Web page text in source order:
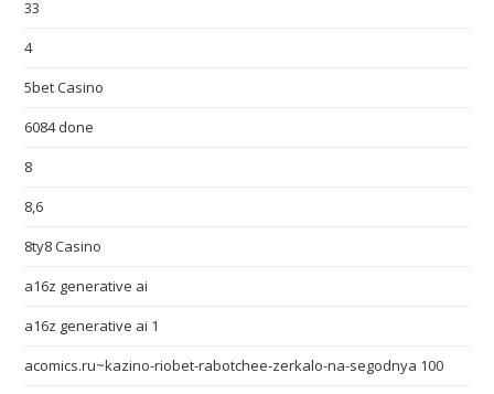
33
4
5bet Casino
6084 done
8
8,6
8ty8 Casino
a16z generative ai
a16z generative ai 1
acomics.ru~kazino-riobet-rabotchee-zerkalo-na-segodnya 100